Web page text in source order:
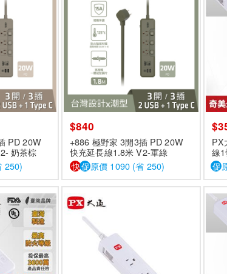
PD 20W
奶茶棕
250)
$840
+886 極野家 3開3插 PD 20W
快充延長線1.8米 V2-軍綠
快促原價 1090 (省 250)
PX
線
促